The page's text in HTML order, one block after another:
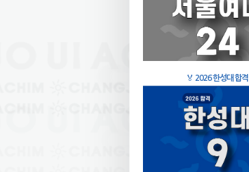
🏅 2026 한성대 합격